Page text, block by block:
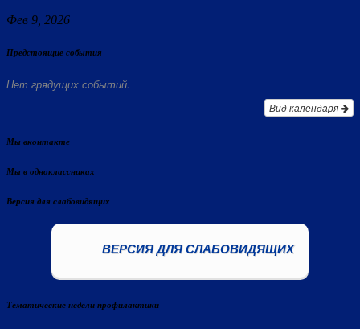
Фев 9, 2026
Предстоящие события
Нет грядущих событий.
Вид календаря
Мы вконтакте
Мы в одноклассниках
Версия для слабовидящих
ВЕРСИЯ ДЛЯ СЛАБОВИДЯЩИХ
Тематические недели профилактики